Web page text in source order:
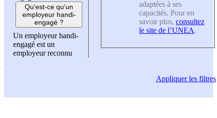
Qu'est-ce qu'un
employeur handi-
engagé ?
Un employeur handi-
engagé est un
employeur reconnu
adaptées à ses
capacités. Pour en
savoir plus, consultez
le site de l’UNEA.
Appliquerles filtres